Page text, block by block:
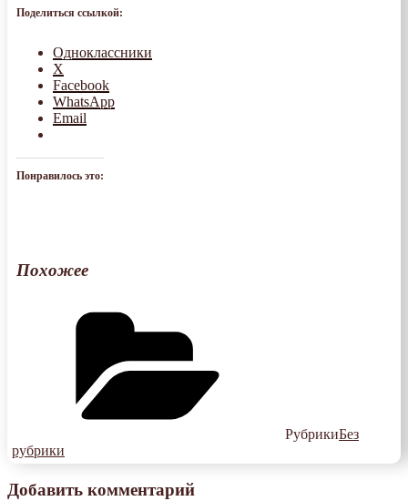
Поделиться ссылкой:
Одноклассники
X
Facebook
WhatsApp
Email
Понравилось это:
Похожее
РубрикиБез
рубрики
Добавить комментарий